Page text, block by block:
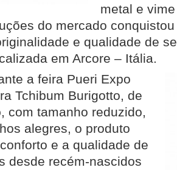
metal e
do mercado
e qualidade de
em Arcore – Itália.
a feira Pueri Expo
Tchibum Burigotto, de
com tamanho reduzido,
alegres, o produto
e a qualidade de
desde recém-nascidos